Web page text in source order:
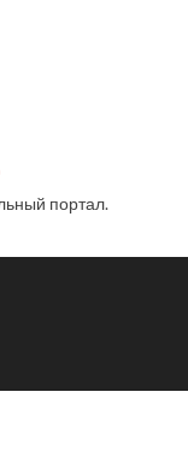
портал.